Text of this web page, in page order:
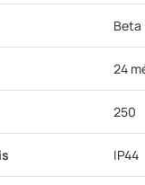
Beta
24
250
IP44